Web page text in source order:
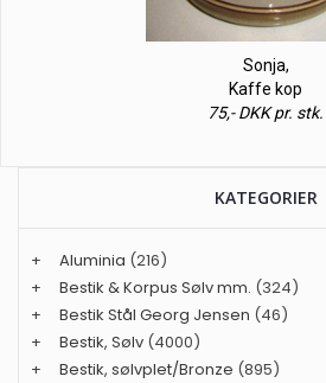
Sonja,
Kaffe kop
75,- DKK pr. stk.
KATEGORIER
+ Aluminia (216)
+
Bestik & Korpus Sølv mm. (324)
+
Bestik Stål Georg Jensen (46)
+
Bestik, Sølv (4000)
+
Bestik, sølvplet/Bronze (895)